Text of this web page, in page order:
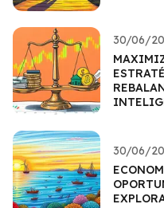
30/06/
30/06/